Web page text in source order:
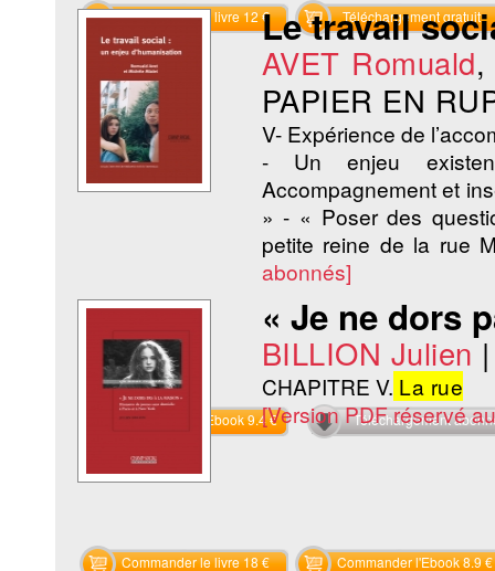
Commander le livre 12 € Téléchargement gratuit
Le travail
AVET Romuald
PAPIER EN
V- Expérience de
- Un enjeu
Accompagnement et
» - « Poser des
petite reine de la rue
abonnés]
Commander l'Ebook 9.4 € Téléchargement
« Je ne dors
BILLION Julien
CHAPITRE V. La rue
[Version PDF réservé
Commander le livre 18 € Commander l'Ebook 8.9 €